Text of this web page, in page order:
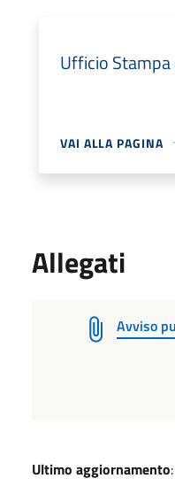
Ufficio
VAI ALLA PAGINA
Allegati
Avviso
Ultimo aggiornamento